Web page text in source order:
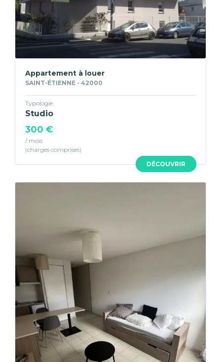
DÉCOUVRIR
Appartement à louer
SAINT-ÉTIENNE - 42000
Typologie
Studio
300 €
/ mois